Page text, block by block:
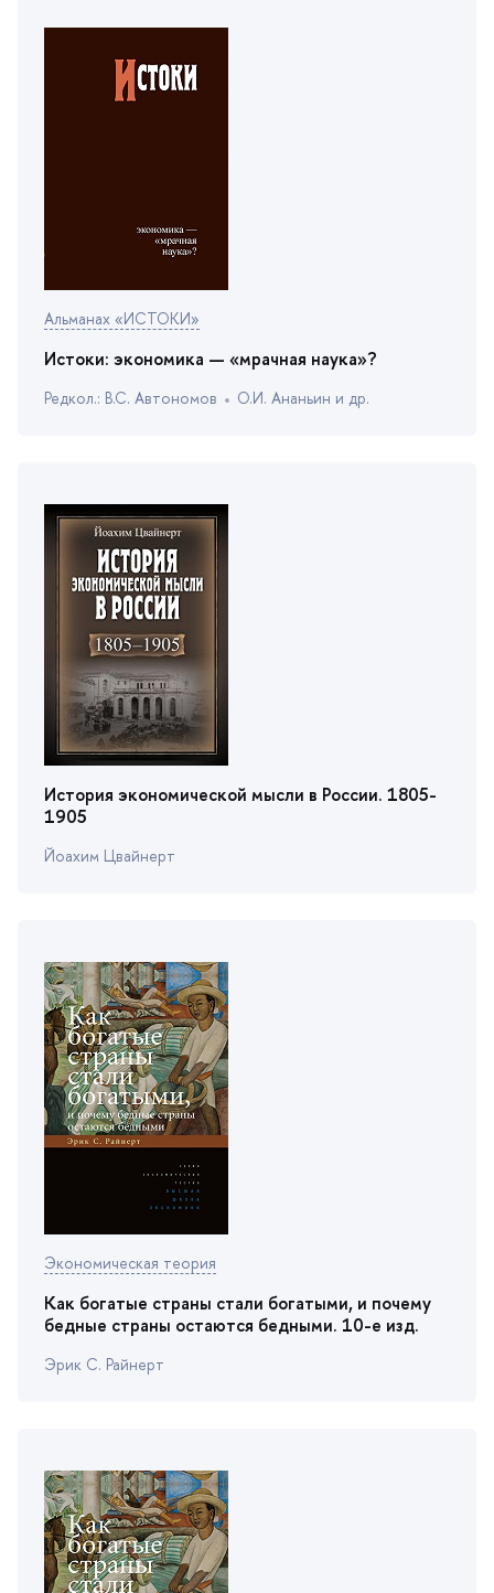
Альманах «ИСТОКИ»
Истоки: экономика — «мрачная наука»?
Редкол.: В.С. Автономо О.И. Ананьин и др.
История экономической мысли в России. 1805-
1905
Йоахим Цвайнерт
Экономическая теория
Как богатые страны стали богатыми, и почему
едные страны остаются бедными. 10-е изд.
Эрик С. Райнерт